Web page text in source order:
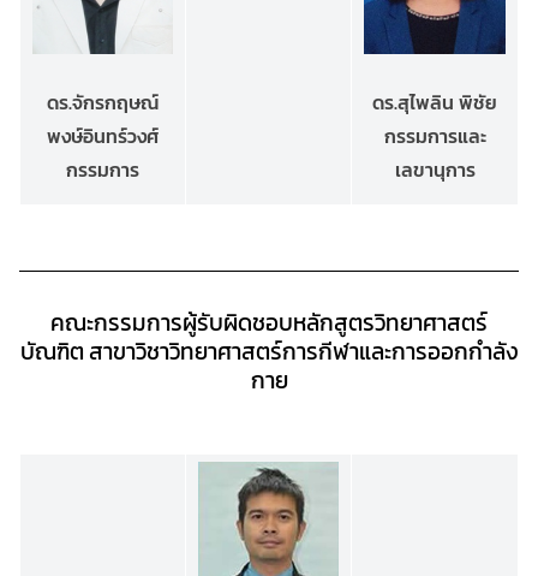
ดร.จักรกฤษณ์
พงษ์อินทร์วงศ์
กรรมการ
ดร.สุไพลิน พิชัย
กรรมการและ
เลขานุการ
คณะกรรมการผู้รับผิดชอบหลักสูตรวิทยาศาสตร์
บัณฑิต สาขาวิชาวิทยาศาสตร์การกีฬาและการออกกำลัง
กาย